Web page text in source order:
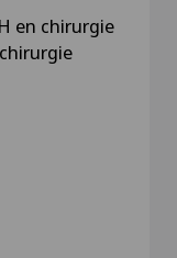
en chirurgie